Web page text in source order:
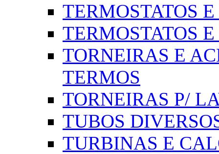
TERMOSTATOS
TERMOSTATOS
TORNEIRAS E
TERMOS
TORNEIRAS P/
TUBOS
TURBINAS E